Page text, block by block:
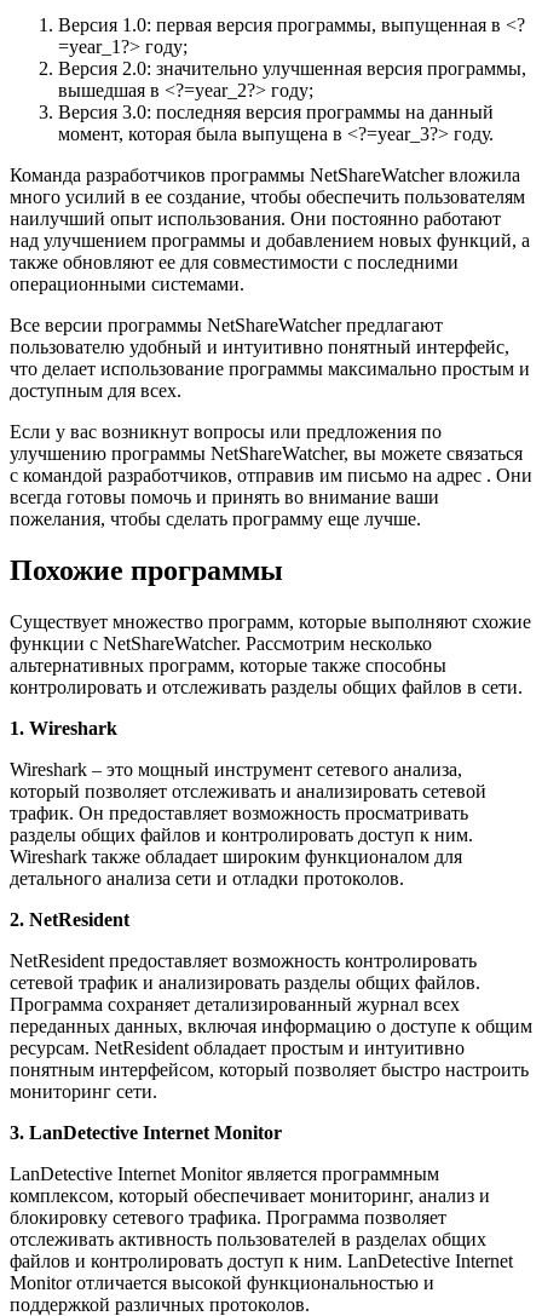
Версия 1.0: первая версия программы, выпущенная в <?
=year_1?> году;
Версия 2.0: значительно улучшенная версия программы,
вышедшая в <?=year_2?> году;
Версия 3.0: последняя версия программы на данный
момент, которая была выпущена в <?=year_3?> году.
Команда разработчиков программы NetShareWatcher вложила
много усилий в ее создание, чтобы обеспечить пользователям
наилучший опыт использования. Они постоянно работают
над улучшением программы и добавлением новых функций, а
также обновляют ее для совместимости с последними
операционными системами.
Все версии программы NetShareWatcher предлагают
пользователю удобный и интуитивно понятный интерфейс,
что делает использование программы максимально простым и
доступным для всех.
Если у вас возникнут вопросы или предложения по
улучшению программы NetShareWatcher, вы можете связаться
с командой разработчиков, отправив им письмо на адрес . Они
всегда готовы помочь и принять во внимание ваши
пожелания, чтобы сделать программу еще лучше.
Похожие программы
Существует множество программ, которые выполняют схожие
функции с NetShareWatcher. Рассмотрим несколько
альтернативных программ, которые также способны
контролировать и отслеживать разделы общих файлов в сети.
1. Wireshark
Wireshark – это мощный инструмент сетевого анализа,
который позволяет отслеживать и анализировать сетевой
трафик. Он предоставляет возможность просматривать
разделы общих файлов и контролировать доступ к ним.
Wireshark также обладает широким функционалом для
детального анализа сети и отладки протоколов.
2. NetResident
NetResident предоставляет возможность контролировать
сетевой трафик и анализировать разделы общих файлов.
Программа сохраняет детализированный журнал всех
переданных данных, включая информацию о доступе к общим
ресурсам. NetResident обладает простым и интуитивно
понятным интерфейсом, который позволяет быстро настроить
мониторинг сети.
3. LanDetective Internet Monitor
LanDetective Internet Monitor является программным
комплексом, который обеспечивает мониторинг, анализ и
блокировку сетевого трафика. Программа позволяет
отслеживать активность пользователей в разделах общих
файлов и контролировать доступ к ним. LanDetective Internet
Monitor отличается высокой функциональностью и
поддержкой различных протоколов.